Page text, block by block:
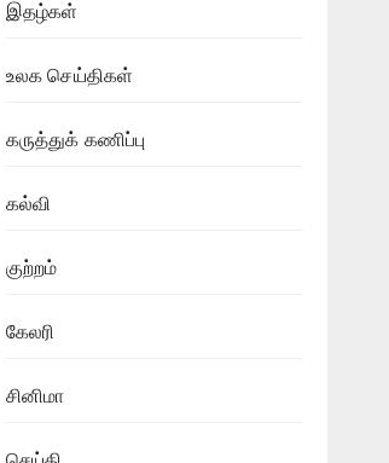
இதழ்கள்
உலக செய்திகள்
கருத்துக் கணிப்பு
கல்வி
குற்றம்
கேலரி
சினிமா